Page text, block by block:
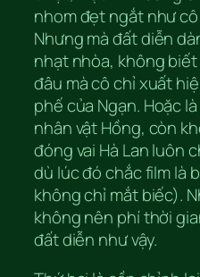
nhom đẹt ngắt như cô
Nhưng mà đất diễn
nhạt nhòa, không
đâu mà cô chỉ xuất
phế của Ngạn. Hoặc
nhân vật Hồng, còn
đóng vai Hà Lan luôn
dù lúc đó chắc film là
không chỉ mắt biếc).
không nên phí thời
đất diễn như vậy.